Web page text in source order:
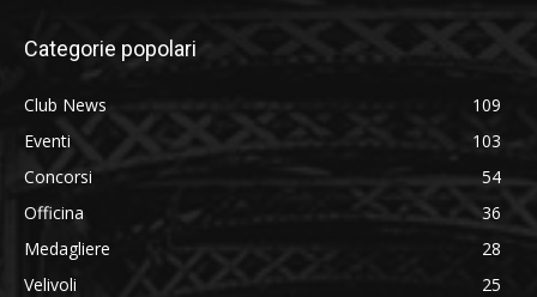
Categorie popolari
Club News
109
Eventi
103
Concorsi
54
Officina
36
Medagliere
28
Velivoli
25